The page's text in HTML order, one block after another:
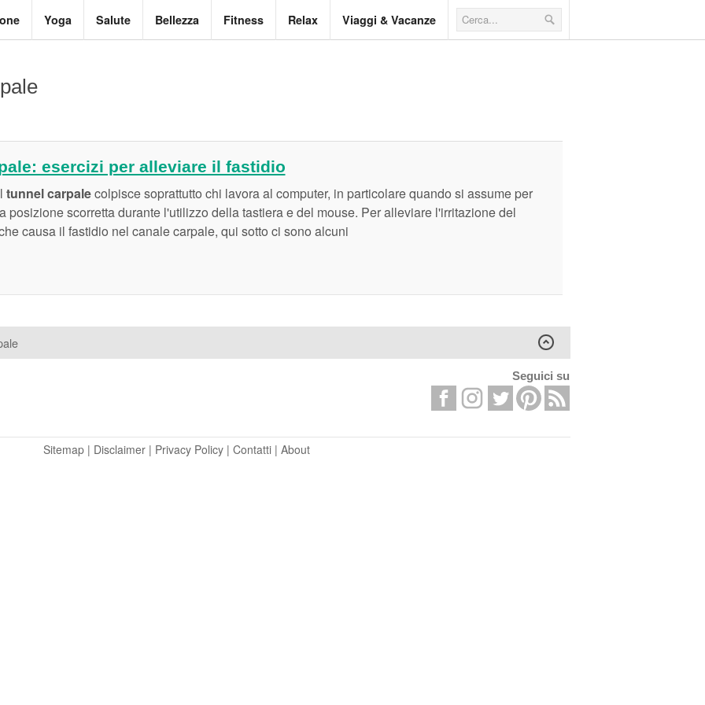
Yoga Salute Bellezza Fitness Relax Viaggi & Vacanze
esercizi per alleviare il fastidio
tunnel carpalecolpisce soprattutto chi lavora al computer, in particolare quando si assume per
posizione scorretta durante l'utilizzo della tastiera e del mouse. Per alleviare l'irritazione del
causa il fastidio nel canale carpale, qui sotto ci sono alcuni
Seguici su
Sitemap| Disclaimer| Privacy Policy| Contatti| About